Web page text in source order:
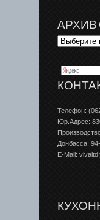
АРХИВ
Телефон:
Юр.Адрес:
Донбаcса,
E-Mail: